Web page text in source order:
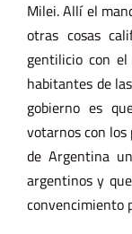
Milei. Allí el
otras cosas
gentilicio con
habitantes de
gobierno es
votarnos con los
de Argentina
argentinos y
convencimiento